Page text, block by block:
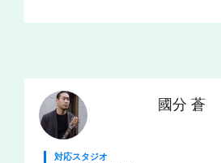
國分 蒼
対応スタジオ